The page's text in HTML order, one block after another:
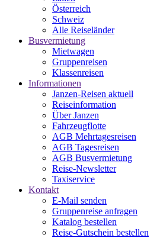
Österreich
Schweiz
Alle Reiseländer
Busvermietung
Mietwagen
Gruppenreisen
Klassenreisen
Informationen
Janzen-Reisen aktuell
Reiseinformation
Über Janzen
Fahrzeugflotte
AGB Mehrtagesreisen
AGB Tagesreisen
AGB Busvermietung
Reise-Newsletter
Taxiservice
Kontakt
E-Mail senden
Gruppenreise anfragen
Katalog bestellen
Reise-Gutschein bestellen